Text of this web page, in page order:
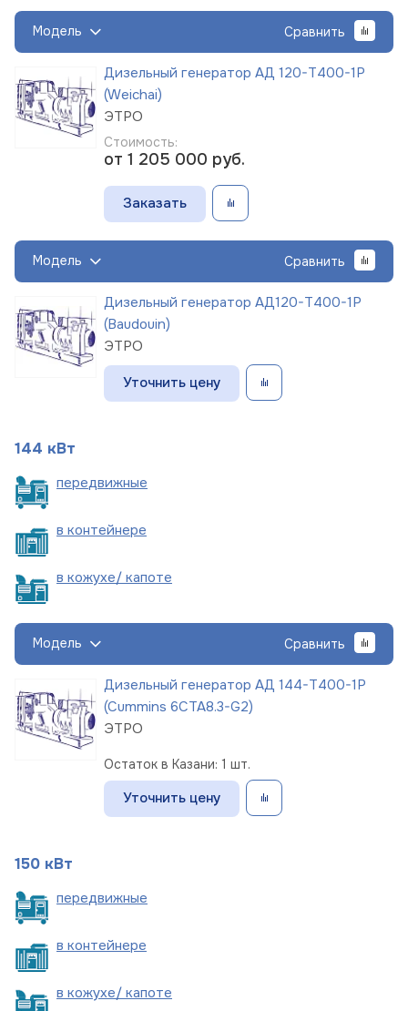
Модель Сравнить
Дизельный генератор АД 120-Т400-1Р
(Weichai)
ЭТРО
Стоимость:
от 1 205 000 руб.
Заказать
Модель Сравнить
Дизельный генератор АД120-Т400-1Р
(Baudouin)
ЭТРО
Уточнить цену
144 кВт
передвижные
в контейнере
в кожухе/ капоте
Модель Сравнить
Дизельный генератор АД 144-Т400-1Р
(Cummins 6CTA8.3-G2)
ЭТРО
Остаток в Казани: 1 шт.
Уточнить цену
150 кВт
передвижные
в контейнере
в кожухе/ капоте